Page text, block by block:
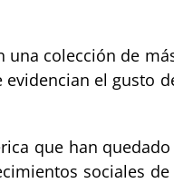
una colección de
el gusto
que han
sociales